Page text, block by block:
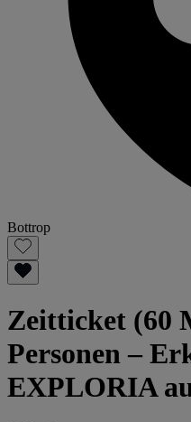
Bottrop
Zeitticket (60
Personen –
EXPLORIA